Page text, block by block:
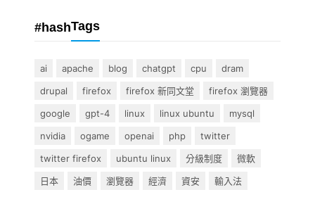
#hashTags
ai apache blog chatgpt cpu
dram
drupal
firefox firefox 新同文堂
firefox 瀏覽器
google
gpt-4 linux linux ubuntu
mysql
nvidia
ogame openai php
twitter
twitter firefox
ubuntu linux 分級制度
微軟
日本
油價 瀏覽器 經濟 資安 輸入法